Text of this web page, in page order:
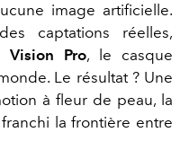
image artificielle.
captations réelles,
Vision Pro, le casque
Le résultat ? Une
à fleur de peau, la
la frontière entre